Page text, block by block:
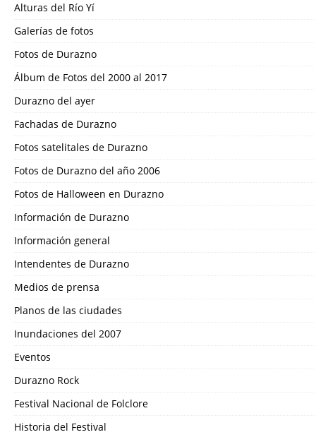
Alturas del Río Yí
Galerías de fotos
Fotos de Durazno
Álbum de Fotos del 2000 al 2017
Durazno del ayer
Fachadas de Durazno
Fotos satelitales de Durazno
Fotos de Durazno del año 2006
Fotos de Halloween en Durazno
Información de Durazno
Información general
Intendentes de Durazno
Medios de prensa
Planos de las ciudades
Inundaciones del 2007
Eventos
Durazno Rock
Festival Nacional de Folclore
Historia del Festival